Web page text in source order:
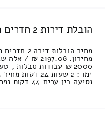
הובלת דירות 2 חדרים מבקוע ← לבית ניר
מחיר
נסיעה בין ערים 44 דקות נפח כללי: [...]